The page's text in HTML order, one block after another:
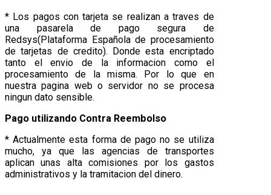
* Los pagos con tarjeta se realizan a traves de
una pasarela de pago segura de
Redsys(Plataforma Española de procesamiento
de tarjetas de credito). Donde esta encriptado
tanto el envio de la informacion como el
procesamiento de la misma. Por lo que en
nuestra pagina web o servidor no se procesa
ningun dato sensible.
Pago utilizando Contra Reembolso
* Actualmente esta forma de pago no se utiliza
mucho, ya que las agencias de transportes
aplican unas alta comisiones por los gastos
administrativos y la tramitacion del dinero.